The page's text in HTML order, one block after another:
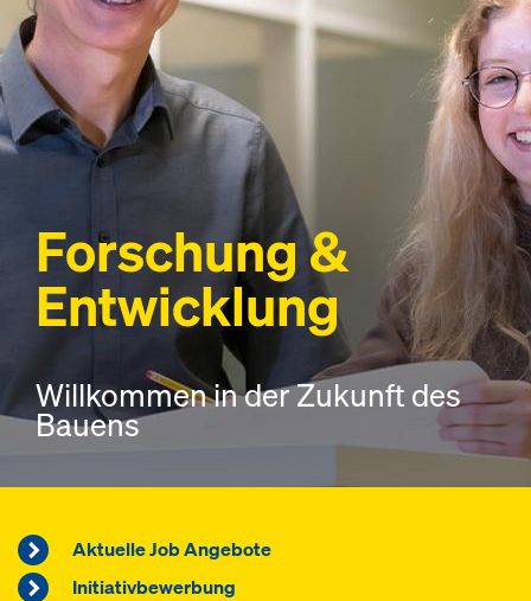
Forschung &
Entwicklung
Willkommen in der Zukunft des
Bauens
Aktuelle Job Angebote
Initiativbewerbung